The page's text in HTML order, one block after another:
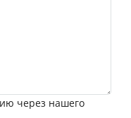
через нашего